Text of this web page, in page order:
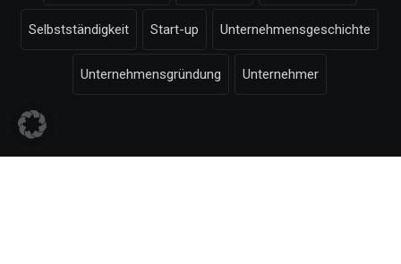
Selbstständigkeit Start-up Unternehmensgeschichte
Unternehmensgründung Unternehmer